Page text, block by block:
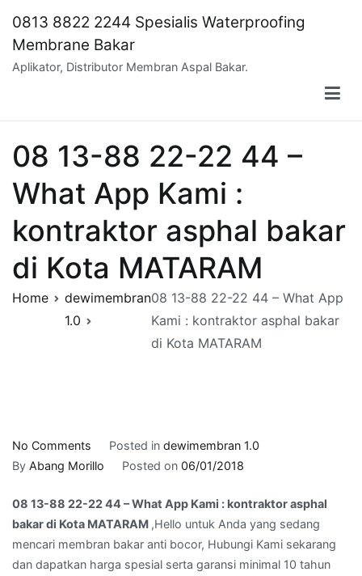
content
0813 8822 2244 Spesialis Waterproofing
Membrane Bakar
Aplikator, Distributor Membran Aspal Bakar.
08 13-88 22-22 44 –
What App Kami :
kontraktor asphal bakar
di Kota MATARAM
Home
dewimembran
1.0
08 13-88 22-22 44 – What App
Kami : kontraktor asphal bakar
di Kota MATARAM
No Comments
08
88
22-
22
44
Posted in dewimembran 1.0
By Abang Morillo Posted on 06/01/2018
08 13-88 22-22 44 – What App Kami : kontraktor asphal
bakar di Kota MATARAM ,Hello untuk Anda yang sedang
mencari membran bakar anti bocor, Hubungi Kami sekarang
dan dapatkan harga spesial serta garansi minimal 10 tahun